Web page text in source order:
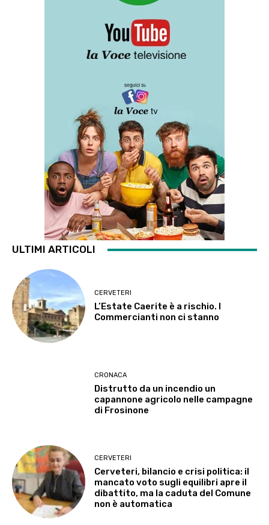
ULTIMI ARTICOLI
CERVETERI
L’Estate Caerite è a rischio. I
Commercianti non ci stanno
CRONACA
Distrutto da un incendio un
capannone agricolo nelle campagne
di Frosinone
CERVETERI
Cerveteri, bilancio e crisi politica: il
mancato voto sugli equilibri apre il
dibattito, ma la caduta del Comune
non è automatica